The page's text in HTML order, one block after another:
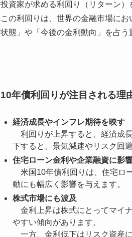
投資家が求める利回り（リターン）
この利回りは、世界の金融市場に
状態」や「今後の金利動向」を占う
10年債利回りが注目される理
経済成長やインフレ期待を映す
利回りが上昇すると、経済成
下すると、景気減速やリスク回
住宅ローン金利や企業融資に影
米国10年債利回りは、住宅ロ
動にも幅広く影響を与えます。
株式市場にも波及
金利上昇は株式にとってマイ
やすい傾向があります。
一方、金利低下はリスク資産